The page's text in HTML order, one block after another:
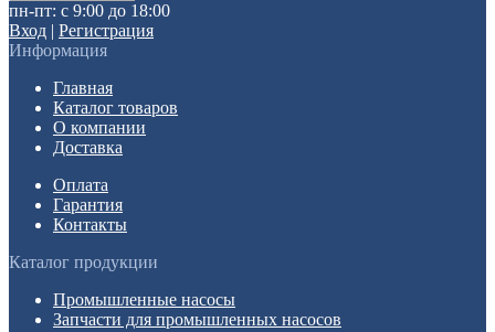
пн-пт: с 9:00 до 18:00
Вход | Регистрация
Информация
Главная
Каталог товаров
О компании
Доставка
Оплата
Гарантия
Контакты
Каталог продукции
Промышленные насосы
Запчасти для промышленных насосов